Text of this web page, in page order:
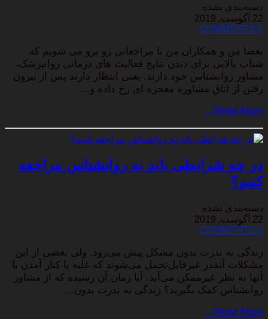
دسته‌بندی نشده
22 آگوست, 2019
0 COMMENTS
بعضا من و همکاران من با مراجعانی رو برو می شویم که
شتاب بالایی برای دیدن نتایج فعالیت های درمانی روانپزشک،
مشاور روانشناس خود دارند. یعنی انتظار دارند پس از بیرون
رفتن از اتاق مشاوره معجزه ای رخ داده و…
Read More…
در چه شرایطی باید به روانشناس مراجعه
کنیم؟
دسته‌بندی نشده
22 آگوست, 2019
0 COMMENTS
زندگی به ندرت بدون مشکل پیش می‌رود. ولی بعضی از این
مشکلات آنقدر غیرقابل‌تحمل می‌شوند که غلبه یا کنار آمدن با
آنها به نظر غیرممکن می‌آید. آیا زمان آن رسیده که از مشاور
روانشناس کمک بگیرید؟ زندگی به ندرت بدون…
Read More…